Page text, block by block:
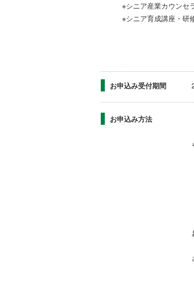
※シニア産業カウンセラ
※シニア育成講座・研修部
お申込み受付期間
お申込み方法